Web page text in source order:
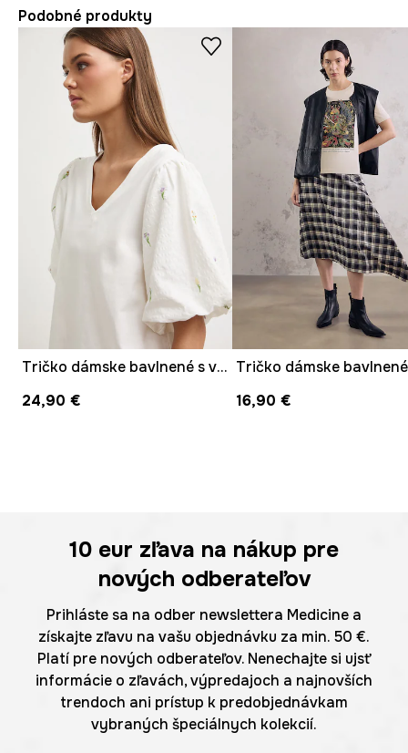
Podobné produkty
Tričko dámske bavlnené s výšivkou
24,90 €
16,90 €
10 eur zľava na nákup pre
nových odberateľov
Prihláste sa na odber newslettera Medicine a
získajte zľavu na vašu objednávku za min. 50 €.
Platí pre nových odberateľov. Nenechajte si ujsť
informácie o zľavách, výpredajoch a najnovších
trendoch ani prístup k predobjednávkam
vybraných špeciálnych kolekcií.